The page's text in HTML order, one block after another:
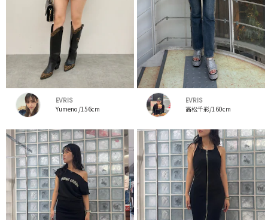
EVRIS
Yumeno /156cm
EVRIS
高松千彩/160cm